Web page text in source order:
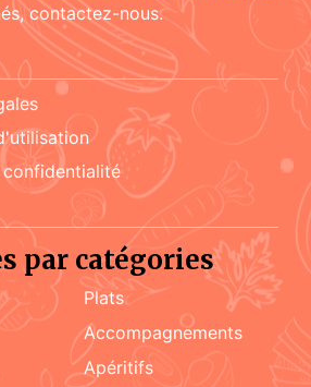
contactez-nous.
par catégories
Plats
accompagnements
apéritifs